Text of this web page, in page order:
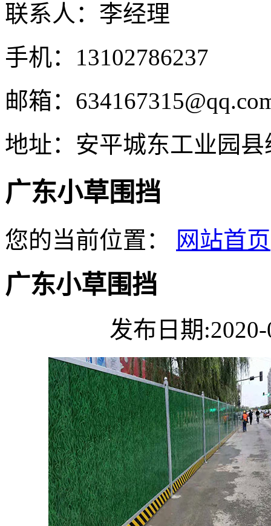
联系人：李经理
手机：13102786237
邮箱：
地址：安平城东工业园县
广东小草围挡
您的当前位置： 网站首页
广东小草围挡
发布日期